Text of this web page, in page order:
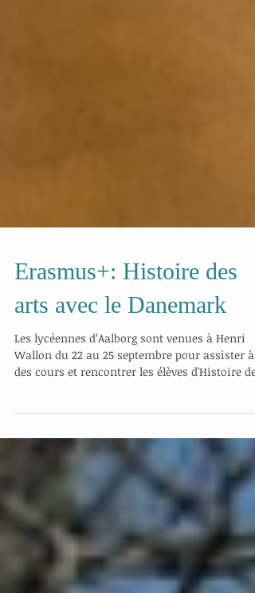
Erasmus+: Histoire des
Wallon du 22 au 25 septembre pour assister à
des cours et rencontrer les élèves d'Histoire des
Arts qui participeront à l’échange Erasmus +.
projet s’articulant autour de la découverte des
peintres impressionnistes français et danois,
les élèves se sont rencontrés autour d’une
présentation du lycée d’Aalborg et de courts
exposés par les élèves français d’œuvres
impressionnistes présentes au Musée d’Orsay